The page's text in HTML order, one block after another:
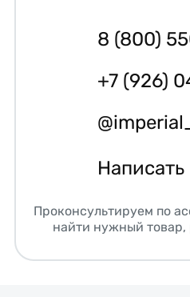
8 (800)
+7 (926)
Написать
Проконсультируем по
найти нужный